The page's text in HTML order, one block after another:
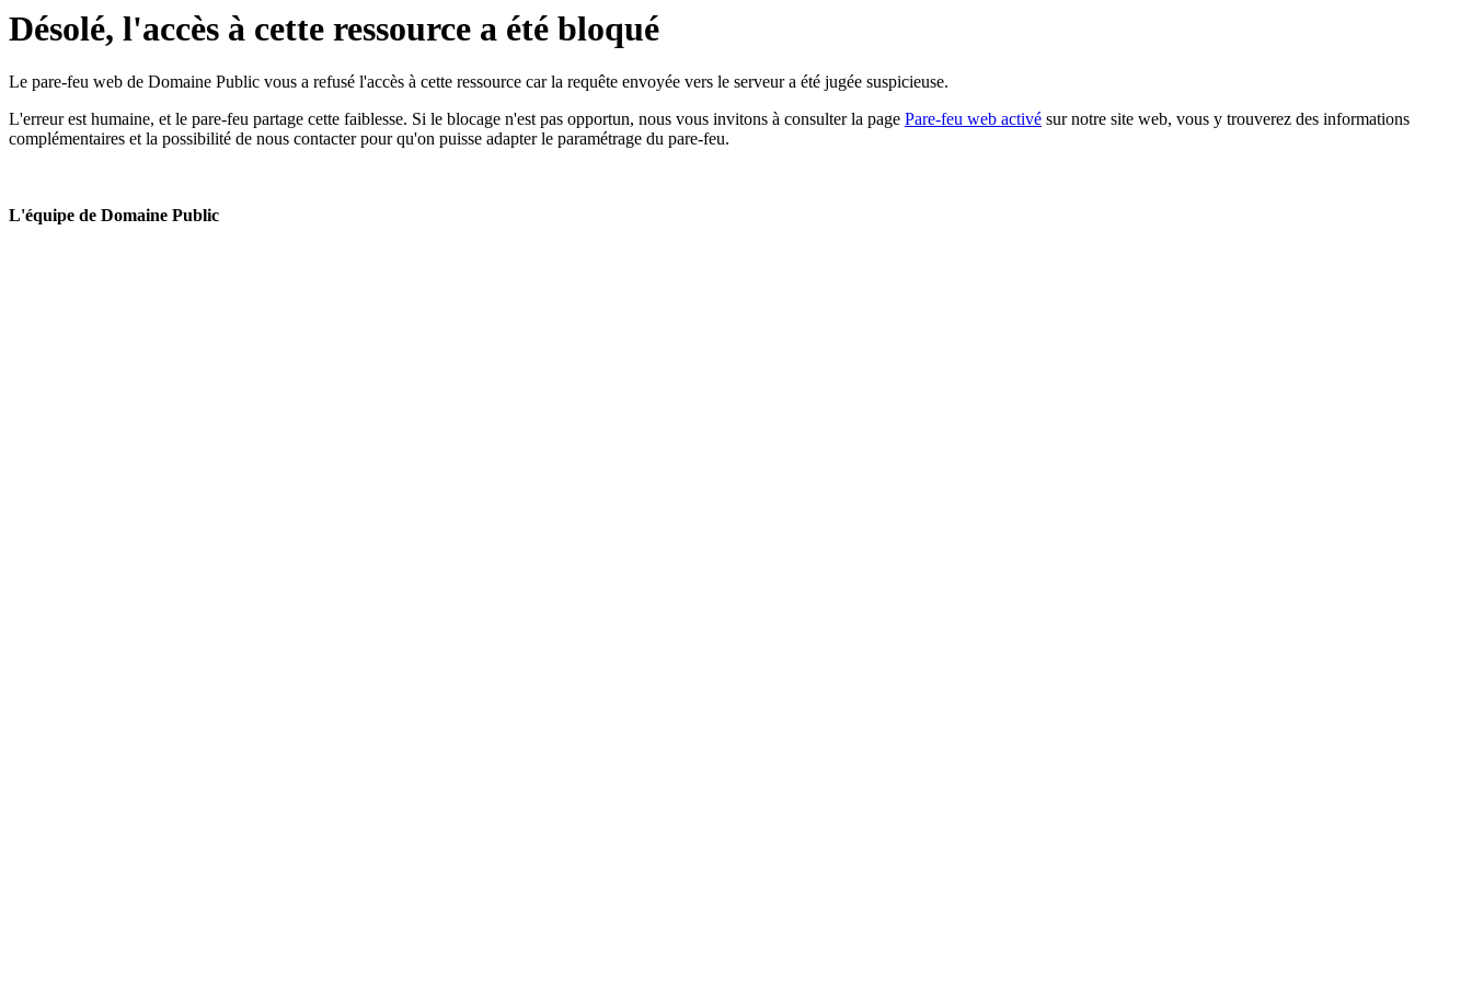
Désolé, l'accès à cette ressource a été bloqué
Le pare-feu web de Domaine Public vous a refusé l'accès à cette ressource car la requête envoyée vers le serveur a été jugée suspicieuse.
L'erreur est humaine, et le pare-feu partage cette faiblesse. Si le blocage n'est pas opportun, nous vous invitons à consulter la page Pare-feu web activé sur notre site web, vous y trouverez des informations
complémentaires et la possibilité de nous contacter pour qu'on puisse adapter le paramétrage du pare-feu.
L'équipe de Domaine Public